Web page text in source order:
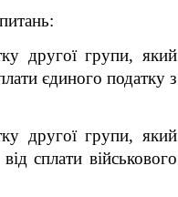
другої групи, який
єдиного податку з
другої групи, який
сплати військового